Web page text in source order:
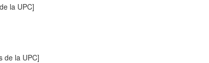
la UPC]
de la UPC]